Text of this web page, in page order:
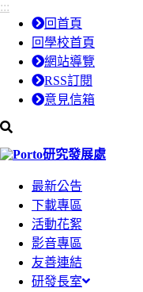
容
區
塊
容
區
塊
:::
回首頁
回學校首頁
網站導覽
RSS訂閱
意見信箱
研究發展處
最新公告
下載專區
活動花絮
影音專區
友善連結
研發長室